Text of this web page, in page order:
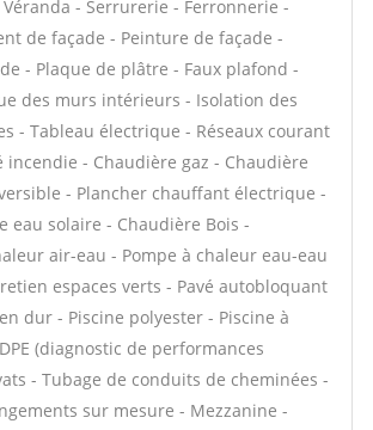
- Serrurerie - Ferronnerie -
de façade - Peinture de façade -
- Plaque de plâtre - Faux plafond -
des murs intérieurs - Isolation des
- Tableau électrique - Réseaux courant
- Chaudière gaz - Chaudière
- Plancher chauffant électrique -
eau solaire - Chaudière Bois -
air-eau - Pompe à chaleur eau-eau
espaces verts - Pavé autobloquant
dur - Piscine polyester - Piscine à
(diagnostic de performances
- Tubage de conduits de cheminées -
sur mesure - Mezzanine -